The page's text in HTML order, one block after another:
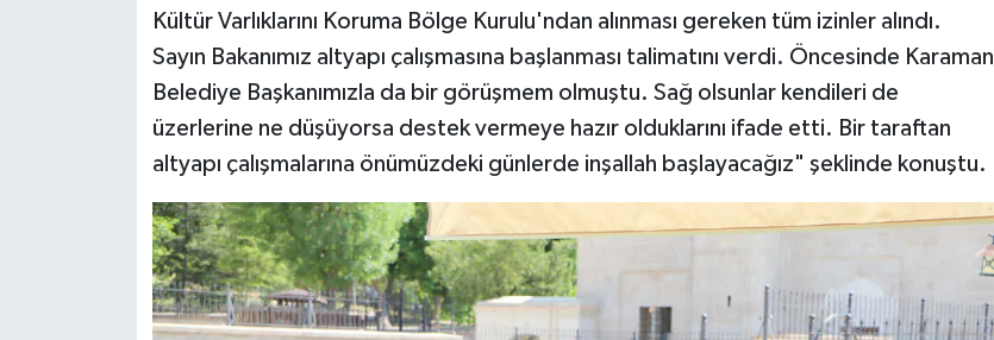
Kültür Varlıklarını Koruma Bölge Kurulu'ndan alınması gereken tüm izinler alındı.
Sayın Bakanımız altyapı çalışmasına başlanması talimatını verdi. Öncesinde Karaman
Belediye Başkanımızla da bir görüşmem olmuştu. Sağ olsunlar kendileri de
üzerlerine ne düşüyorsa destek vermeye hazır olduklarını ifade etti. Bir taraftan
altyapı çalışmalarına önümüzdeki günlerde inşallah başlayacağız" şeklinde konuştu.